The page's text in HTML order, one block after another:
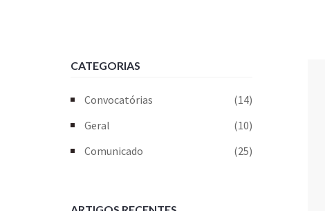
CATEGORIAS
Convocatórias
(14)
Geral
(10)
Comunicado
(25)